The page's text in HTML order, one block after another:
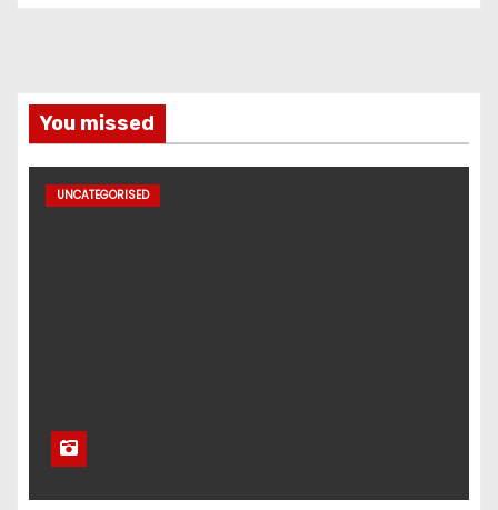
You missed
UNCATEGORISED